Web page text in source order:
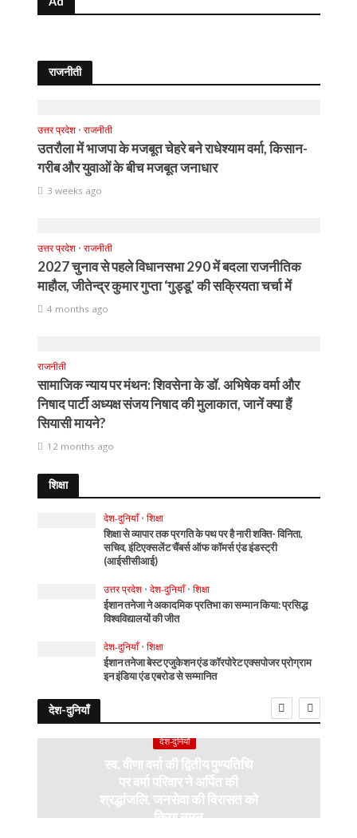
राजनीती
उत्तर प्रदेश • राजनीती
उतरौला में भाजपा के मजबूत चेहरे बने राधेश्याम वर्मा, किसान-
गरीब और युवाओं के बीच मजबूत जनाधार
3 weeks ago
उत्तर प्रदेश • राजनीती
2027 चुनाव से पहले विधानसभा 290 में बदला राजनीतिक
माहौल, जीतेन्द्र कुमार गुप्ता ‘गुड्डू’ की सक्रियता चर्चा में
4 months ago
राजनीती
सामाजिक न्याय पर मंथन: शिवसेना के डॉ. अभिषेक वर्मा और
निषाद पार्टी अध्यक्ष संजय निषाद की मुलाकात, जानें क्या हैं
सियासी मायने?
12 months ago
शिक्षा
देश-दुनियाँ • शिक्षा
शिक्षा से व्यापार तक प्रगति के पथ पर है नारी शक्ति- विनिता,
सचिव, इंटिएक्सलेंट चैंबर्स ऑफ कॉमर्स एंड इंडस्ट्री
(आईसीसीआई)
उत्तर प्रदेश • देश-दुनियाँ • शिक्षा
ईशान तनेजा ने अकादमिक प्रतिभा का सम्मान किया: प्रसिद्ध
विश्वविद्यालयों की जीत
देश-दुनियाँ • शिक्षा
ईशान तनेजा बेस्ट एजुकेशन एंड कॉरपोरेट एक्सपोजर प्रोग्राम
इन इंडिया एंड एबरोड से सम्मानित
देश-दुनियाँ
देश-दुनियाँ
स्व. वीणा वर्मा की द्वितीय पुण्यतिथि
पर वर्मा परिवार ने अर्पित की
श्रद्धांजलि, जनसेवा की विरासत को
किया नमन